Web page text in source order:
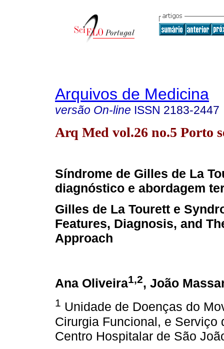
Arquivos de Medicina
versão On-line ISSN 2183-2447
Arq Med vol.26 no.5 Porto
Síndrome de Gilles de La
diagnóstico e abordagem
Gilles de La Tourett e
Features, Diagnosis, and
Approach
Ana Oliveira1,2, João
1 Unidade de Doenças do
Cirurgia Funcional, e Serviço
Centro Hospitalar de São